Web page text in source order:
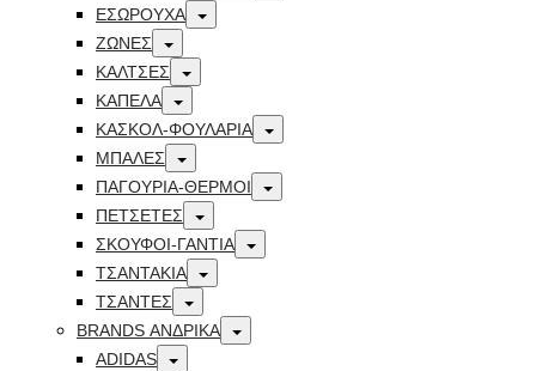
ΕΣΩΡΟΥΧΑ Toggle
ΖΩΝΕΣ Toggle
ΚΑΛΤΣΕΣ Toggle
ΚΑΠΕΛΑ Toggle
ΚΑΣΚΟΛ-ΦΟΥΛΑΡΙΑ Toggle
ΜΠΑΛΕΣ Toggle
ΠΑΓΟΥΡΙΑ-ΘΕΡΜΟΙ Toggle
ΠΕΤΣΈΤΕΣ Toggle
ΣΚΟΥΦΟΙ-ΓΑΝΤΙΑ Toggle
ΤΣΑΝΤΑΚΙΑ Toggle
ΤΣΑΝΤΕΣ Toggle
BRANDS ΑΝΔΡΙΚΆ Toggle
ADIDAS Toggle